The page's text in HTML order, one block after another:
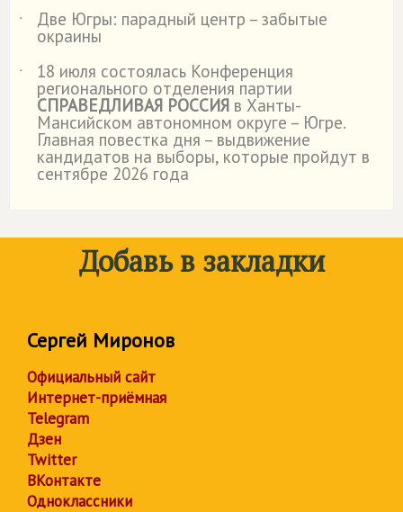
˙
Две Югры: парадный центр – забытые
окраины
˙
18 июля состоялась Конференция
регионального отделения партии
СПРАВЕДЛИВАЯ РОССИЯ в Ханты-
Мансийском автономном округе – Югре.
Главная повестка дня – выдвижение
кандидатов на выборы, которые пройдут в
сентябре 2026 года
Добавь в закладки
Сергей Миронов
Официальный сайт
Интернет-приёмная
Telegram
Дзен
Twitter
ВКонтакте
Одноклассники